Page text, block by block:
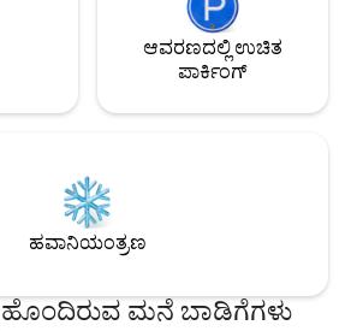
ಆವರಣದಲ್ಲಿ ಉಚಿತ
ಪಾರ್ಕಿಂಗ್
ಹವಾನಿಯಂತ್ರಣ
ಹೊಂದಿರುವ ಮನೆ ಬಾಡಿಗೆಗಳು